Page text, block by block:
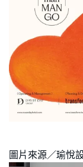
圖片來源／瑜悅